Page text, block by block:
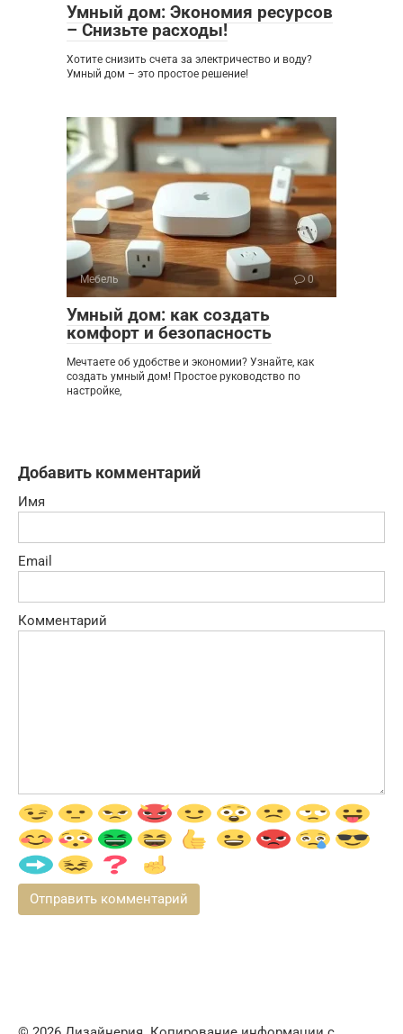
Умный дом: Экономия ресурсов
– Снизьте расходы!
Хотите снизить счета за электричество и воду?
Умный дом – это простое решение!
Мебель 0
Умный дом: как создать
комфорт и безопасность
Мечтаете об удобстве и экономии? Узнайте, как
создать умный дом! Простое руководство по
настройке,
Добавить комментарий
Имя
Email
Комментарий